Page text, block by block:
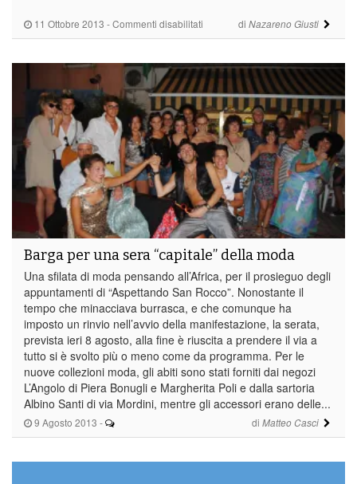
11 Ottobre 2013 -Commenti disabilitati
I
protagonisti
della
settimana
della
moda
a
Milano
di Nazareno Giusti
9 Agosto 2013 - di Matteo Casci
Barga per una sera “capitale” della moda
Una sfilata di moda pensando all’Africa, per il prosieguo degli
appuntamenti di “Aspettando San Rocco”. Nonostante il
tempo che minacciava burrasca, e che comunque ha
imposto un rinvio nell’avvio della manifestazione, la serata,
prevista ieri 8 agosto, alla fine è riuscita a prendere il via a
tutto si è svolto più o meno come da programma. Per le
nuove collezioni moda, gli abiti sono stati forniti dai negozi
L’Angolo di Piera Bonugli e Margherita Poli e dalla sartoria
Albino Santi di via Mordini, mentre gli accessori erano delle...